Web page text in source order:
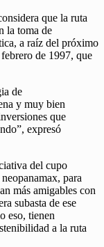
que la ruta
la toma de
a raíz del próximo
de 1997, que
de
y muy bien
que
expresó
del cupo
para
más amigables con
subasta de ese
eso, tienen
a la ruta